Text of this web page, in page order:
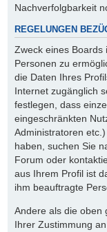
Nachverfolgbarkeit
REGELUNGEN
Zweck eines Boards
Personen zu
die Daten Ihres
Internet zugänglich
festlegen, dass
eingeschränkten
Administratoren
haben, suchen Sie
Forum oder
aus Ihrem Profil ist
ihm beauftragte
Andere als die oben
Ihrer Zustimmung